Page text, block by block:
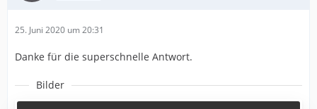
25. Juni 2020 um 20:31
Danke für die superschnelle Antwort.
Bilder